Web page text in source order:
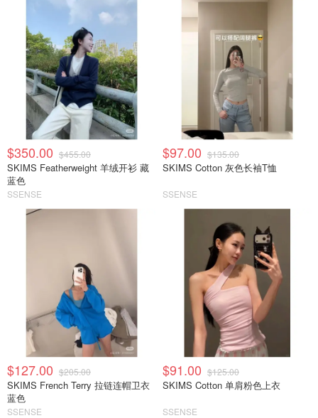
$350.00 $455.00
SKIMS Featherweight 羊绒开衫 藏
蓝色
SSENSE
$97.00 $135.00
SKIMS Cotton 灰色长袖T恤
SSENSE
$127.00 $205.00
SKIMS French Terry 拉链连帽卫衣
蓝色
SSENSE
$91.00 $125.00
SKIMS Cotton 单肩粉色上衣
SSENSE